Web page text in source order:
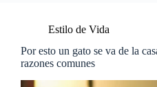
Estilo de Vida
Por esto un gato se va de la
razones comunes